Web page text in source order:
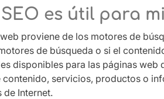
es útil para
proviene de los motores de
de búsqueda o si el
disponibles para las páginas web
contenido, servicios, productos o
de Internet.